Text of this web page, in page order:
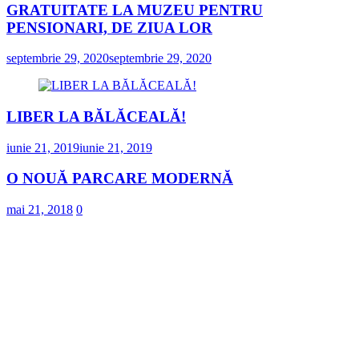
GRATUITATE LA MUZEU PENTRU
PENSIONARI, DE ZIUA LOR
septembrie 29, 2020septembrie 29, 2020
LIBER LA BĂLĂCEALĂ!
iunie 21, 2019iunie 21, 2019
O NOUĂ PARCARE MODERNĂ
mai 21, 2018 0